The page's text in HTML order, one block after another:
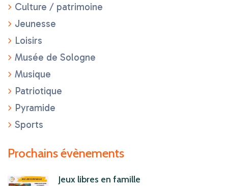
Culture / patrimoine
Jeunesse
Loisirs
Musée de Sologne
Musique
Patriotique
Pyramide
Sports
Prochains évènements
Jeux libres en famille